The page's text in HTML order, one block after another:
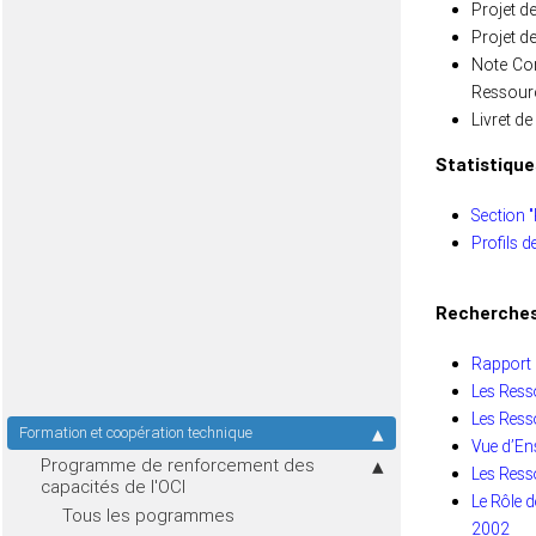
Formation et coopération technique
Programme de renforcement des
capacités de l'OCI
Tous les pogrammes
Projet
Projet
Note
Livret
Section
Profils
Rapport
Les
Les
Vue
Les
Le Rôle
2002